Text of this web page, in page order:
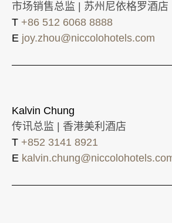
市场销售总监 | 苏州尼依格罗酒店
T +86 512 6068 8888
E joy.zhou@niccolohotels.com
Kalvin Chung
传讯总监 | 香港美利酒店
T +852 3141 8921
E